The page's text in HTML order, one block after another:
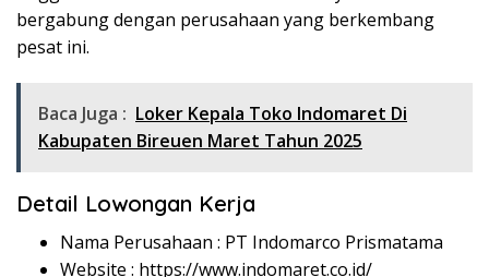
bergabung dengan perusahaan yang berkembang
pesat ini.
Baca Juga : Loker Kepala Toko Indomaret Di
Kabupaten Bireuen Maret Tahun 2025
Detail Lowongan Kerja
Nama Perusahaan : PT Indomarco Prismatama
Website : https://www.indomaret.co.id/